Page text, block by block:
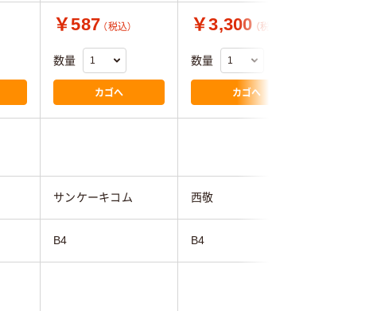
￥587 （税込）
数量
カゴへ
￥3,300 （税込）
数量
カゴへ
サンケーキコム 西敬
B4 B4